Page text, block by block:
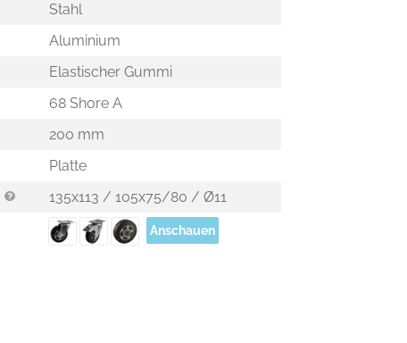
Stahl
Aluminium
Elastischer Gummi
68 Shore A
200 mm
Platte
135x113 / 105x75/80 / Ø11
Anschauen